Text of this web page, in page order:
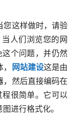
这样做时，请验
人们浏览您的网
这个问题，并仍然
网站建设这是由
然后直接编码在
很简单。它可以
进行格式化。